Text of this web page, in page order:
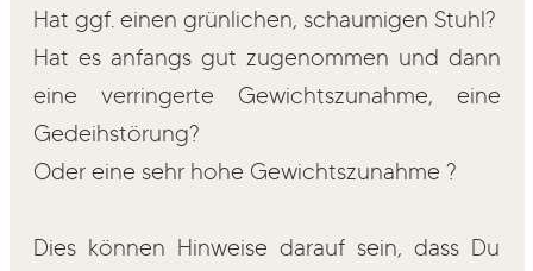
Hat ggf. einen grünlichen, schaumigen Stuhl?
Hat es anfangs gut zugenommen und dann
eine verringerte Gewichtszunahme, eine
Gedeihstörung?
Oder eine sehr hohe Gewichtszunahme ?
Dies können Hinweise darauf sein, dass Du